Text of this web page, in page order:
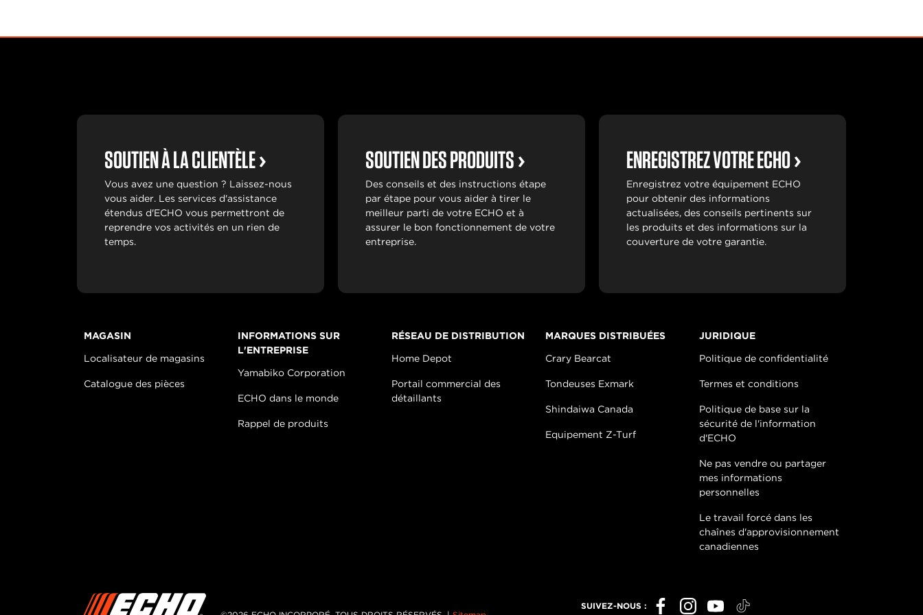
SOUTIEN À LA CLIENTÈLE
Vous avez une question ? Laissez-nous
vous aider. Les services d'assistance
étendus d'ECHO vous permettront de
reprendre vos activités en un rien de
temps.
SOUTIEN DES PRODUITS
Des conseils et des instructions étape
par étape pour vous aider à tirer le
meilleur parti de votre ECHO et à
assurer le bon fonctionnement de votre
entreprise.
ENREGISTREZ VOTRE ECHO
Enregistrez votre équipement ECHO
pour obtenir des informations
actualisées, des conseils pertinents sur
les produits et des informations sur la
couverture de votre garantie.
MAGASIN
Localisateur de magasins
Catalogue des pièces
INFORMATIONS SUR
L'ENTREPRISE
Yamabiko Corporation
ECHO dans le monde
Rappel de produits
RÉSEAU DE DISTRIBUTION
Home Depot
Portail commercial des
détaillants
MARQUES DISTRIBUÉES
Crary Bearcat
Tondeuses Exmark
Shindaiwa Canada
Equipement Z-Turf
JURIDIQUE
Politique de confidentialité
Termes et conditions
Politique de base sur la
sécurité de l'information
d'ECHO
Ne pas vendre ou partager
mes informations
personnelles
Le travail forcé dans les
chaînes d'approvisionnement
canadiennes
SUIVEZ-NOUS :